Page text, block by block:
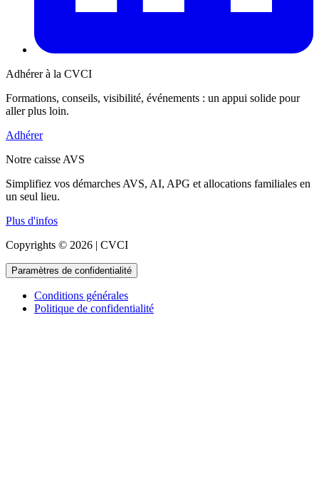
Adhérer à la CVCI
Formations, conseils, visibilité, événements : un appui solide pour
aller plus loin.
Adhérer
Notre caisse AVS
Simplifiez vos démarches AVS, AI, APG et allocations familiales en
un seul lieu.
Plus d'infos
Copyrights © 2026 | CVCI
Paramètres de confidentialité
Conditions générales
Politique de confidentialité